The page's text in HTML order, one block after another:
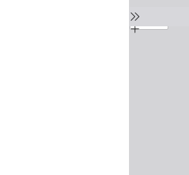
content